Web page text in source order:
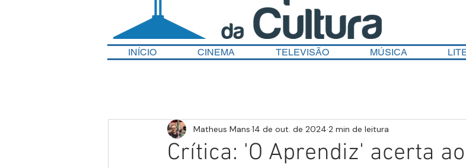
INÍCIO CINEMA TELEVISÃO MÚSICA
Crítica: 'O Aprendiz' acerta
Matheus Mans 14 de out. de 2024 2 min de leitura